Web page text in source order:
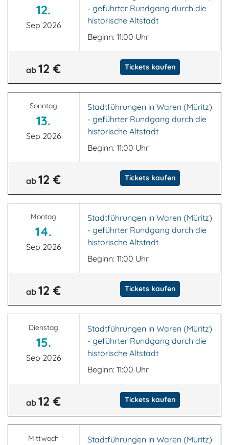
12.
Sep 2026
- geführter Rundgang durch die
historische Altstadt
Beginn: 11:00 Uhr
ab12 € Tickets kaufen
Sonntag
13.
Sep 2026
Stadtführungen in Waren (Müritz)
- geführter Rundgang durch die
historische Altstadt
Beginn: 11:00 Uhr
ab12 € Tickets kaufen
Montag
14.
Sep 2026
Stadtführungen in Waren (Müritz)
- geführter Rundgang durch die
historische Altstadt
Beginn: 11:00 Uhr
ab12 € Tickets kaufen
Dienstag
15.
Sep 2026
Stadtführungen in Waren (Müritz)
- geführter Rundgang durch die
historische Altstadt
Beginn: 11:00 Uhr
ab12 € Tickets kaufen
Mittwoch
Stadtführungen in Waren (Müritz)